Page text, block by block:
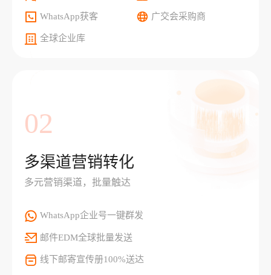
WhatsApp获客 广交会采购商
全球企业库
02
多渠道营销转化
多元营销渠道，批量触达
WhatsApp企业号一键群发
邮件EDM全球批量发送
线下邮寄宣传册100%送达